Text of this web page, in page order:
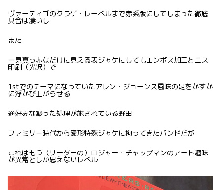
ヴァーティゴのクラゲ・レーベルまで赤系版にしてしまった徹底
具合は凄いし
また
一見真っ赤なだけに見える表ジャケにしてもエンボス加工とニス
印刷（光沢）で
1stでのテーマになっていたアレン・ジョーンス風味の足をかすか
に浮かび上がらせる
通好みな凝った処理が施されている野田
ファミリー時代から変形特殊ジャケに拘ってきたバンドだが
これはもう（リーダーの）ロジャー・チャップマンのアート趣味
が異常としか思えないレベル